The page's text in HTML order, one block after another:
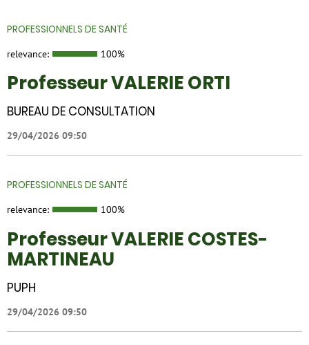
PROFESSIONNELS DE SANTÉ
relevance: 100%
Professeur VALERIE ORTI
BUREAU DE CONSULTATION
29/04/2026 09:50
PROFESSIONNELS DE SANTÉ
relevance: 100%
Professeur VALERIE COSTES-
MARTINEAU
PUPH
29/04/2026 09:50